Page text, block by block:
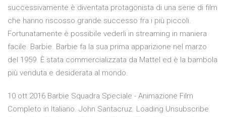
successivamente è diventata protagonista di una serie di film
che hanno riscosso grande successo fra i più piccoli.
Fortunatamente è possibile vederli in streaming in maniera
facile. Barbie. Barbie fa la sua prima apparizione nel marzo
del 1959. È stata commercializzata da Mattel ed è la bambola
più venduta e desiderata al mondo.
10 ott 2016 Barbie Squadra Speciale - Animazione Film
Completo in Italiano. John Santacruz. Loading Unsubscribe